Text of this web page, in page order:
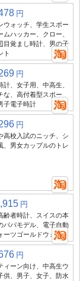
円
ウォッチ、学生スポー
ムハッカー、クロー、
目覚まし時計、男の子
ト
円
、女子用、中高生、
な、高付着型スポー
子電子時計
円
高校入試のニッチ、シ
、男女カップルのトレ
円
齢者時計、スイスの本
パパモデル、電子自動
ーツゴールドウォッチ
円
ィーン向け、中高生ウ
供、男子、女子、防水